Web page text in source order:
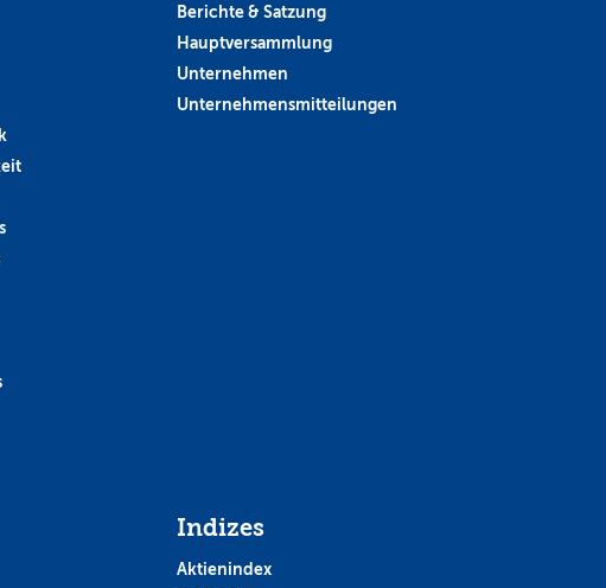
Berichte & Satzung
Hauptversammlung
Unternehmen
Unternehmensmitteilungen
Indizes
Aktienindex